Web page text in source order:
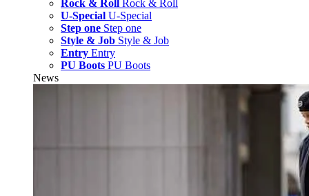
Rock & Roll Rock & Roll
U-Special U-Special
Step one Step one
Style & Job Style & Job
Entry Entry
PU Boots PU Boots
News